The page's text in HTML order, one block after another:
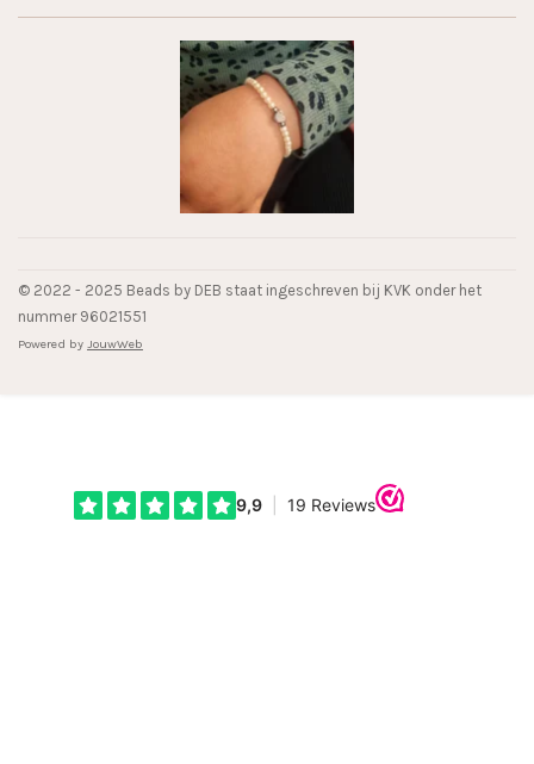
© 2022 - 2025 Beads by DEB staat ingeschreven bij KVK onder het
nummer 96021551
Powered by JouwWeb